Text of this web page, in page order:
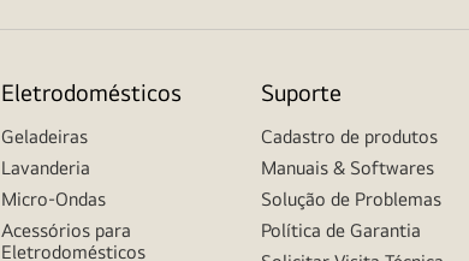
Eletrodomésticos
Geladeiras
Lavanderia
Micro-Ondas
Acessórios para
Eletrodomésticos
Suporte
Cadastro de produtos
Manuais & Softwares
Solução de Problemas
Política de Garantia